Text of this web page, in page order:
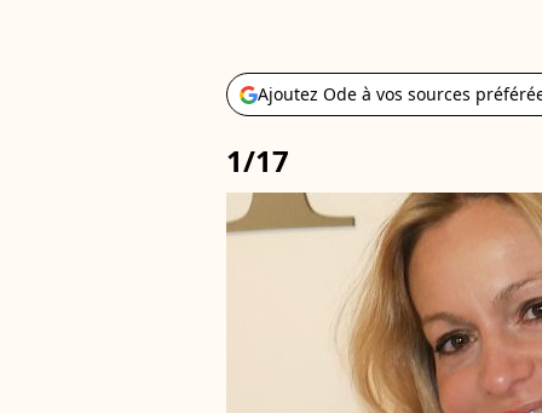
Ajoutez Ode à vos sources
1/17